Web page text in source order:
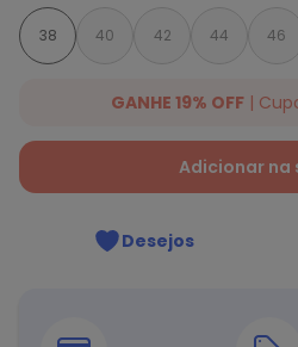
38 40 42 44 46
GANHE 19% OFF |
Ganhe 19% OFF Extra em qualquer
QUINTESS19. Válido para toda loja
Adicionar na
Desejos